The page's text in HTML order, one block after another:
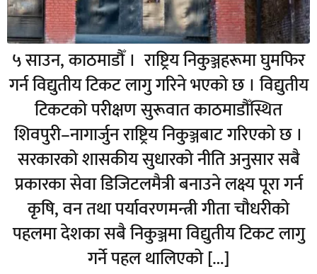
५ साउन, काठमाडौँ । राष्ट्रिय निकुञ्जहरूमा घुमफिर
गर्न विद्युतीय टिकट लागु गरिने भएको छ । विद्युतीय
टिकटको परीक्षण सुरूवात काठमाडौँस्थित
शिवपुरी–नागार्जुन राष्ट्रिय निकुञ्जबाट गरिएको छ ।
सरकारको शासकीय सुधारको नीति अनुसार सबै
प्रकारका सेवा डिजिटलमैत्री बनाउने लक्ष्य पूरा गर्न
कृषि, वन तथा पर्यावरणमन्त्री गीता चौधरीको
पहलमा देशका सबै निकुञ्जमा विद्युतीय टिकट लागु
गर्ने पहल थालिएको […]